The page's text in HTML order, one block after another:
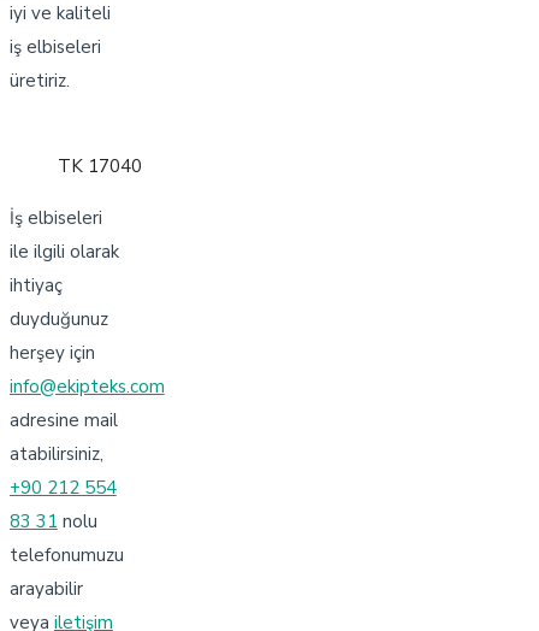
iyi ve kaliteli
iş elbiseleri
üretiriz.
TK 17040
İş elbiseleri
ile ilgili olarak
ihtiyaç
duyduğunuz
herşey için
info@ekipteks.com
adresine mail
atabilirsiniz,
+90 212 554
83 31 nolu
telefonumuzu
arayabilir
veya iletişim